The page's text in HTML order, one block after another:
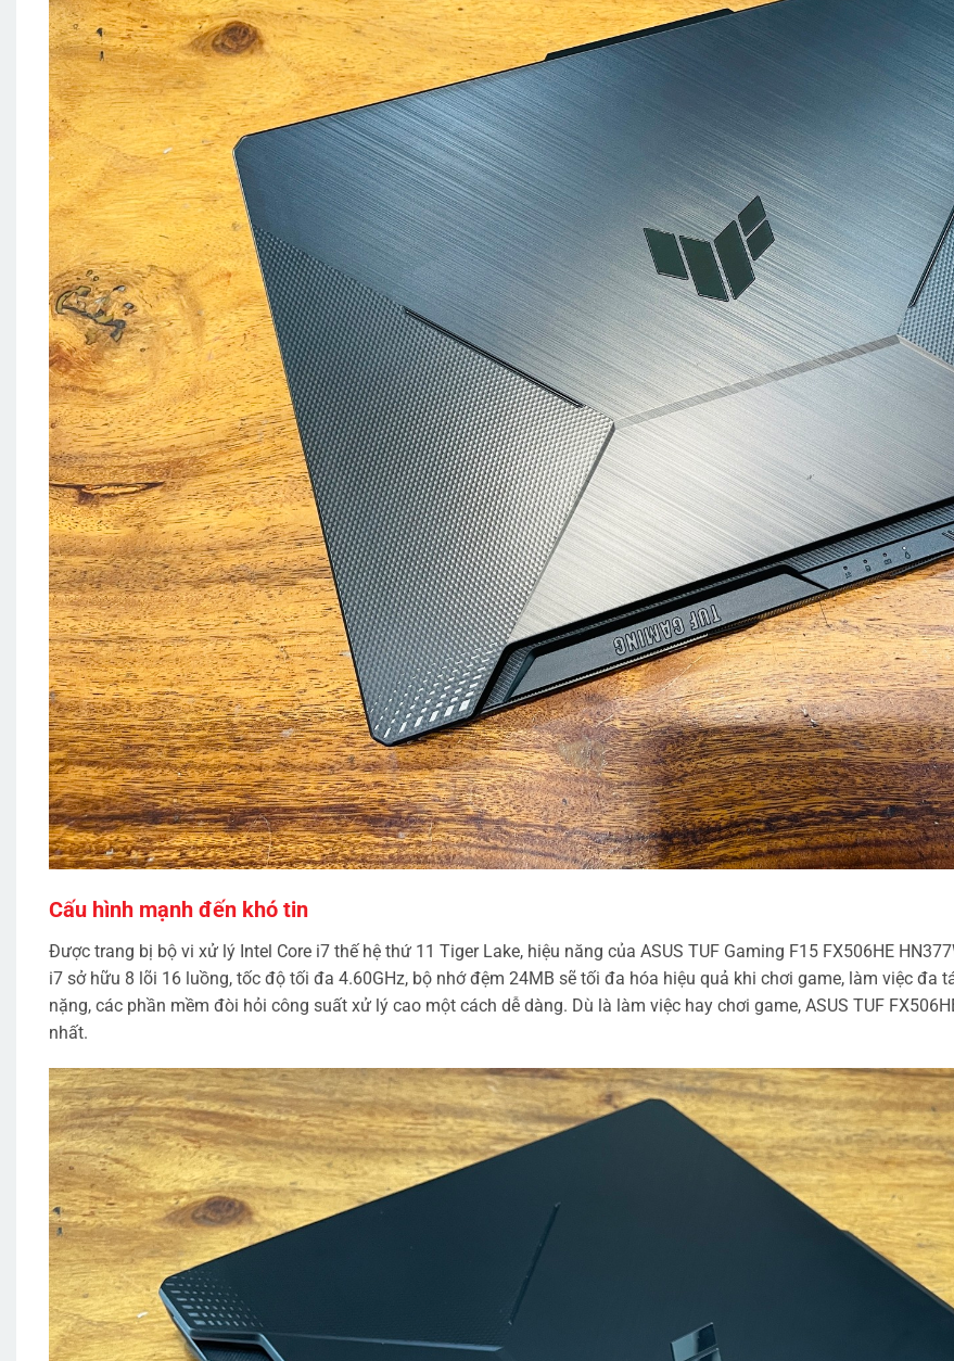
Cấu hình mạnh đến khó tin
Được trang bị bộ vi xử lý Intel Core i7 thế hệ thứ 11 Tiger Lake, hiệu năng của ASUS TUF Gaming F15 FX506HE
i7 sở hữu 8 lõi 16 luồng, tốc độ tối đa 4.60GHz, bộ nhớ đệm 24MB sẽ tối đa hóa hiệu quả khi chơi game, làm việc đa
nặng, các phần mềm đòi hỏi công suất xử lý cao một cách dễ dàng. Dù là làm việc hay chơi game, ASUS TUF
nhất.